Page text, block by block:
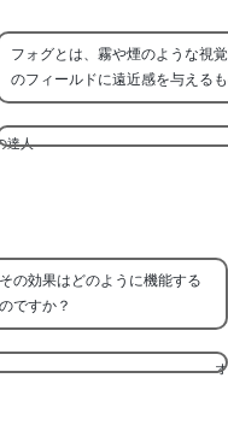
達人
フォグとは、霧や煙のような視
のフィールドに遠近感を与えるも
その効果はどのように機能する
のですか？